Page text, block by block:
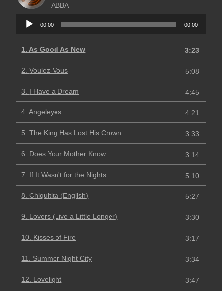
ABBA
Аудиоплеер
00:00 00:00
1. As Good As New 3:23
2.Voulez-Vous 5:08
3. I Have a Dream 4:45
4.Angeleyes 4:21
5.The King Has Lost His Crown 3:33
6. Does Your Mother Know 3:14
7. If It Wasn't for the Nights 5:10
8.Chiquitita (English) 5:27
9. Lovers (Live a Little Longer) 3:30
10. Kisses of Fire 3:17
11. Summer Night City 3:34
12. Lovelight 3:47